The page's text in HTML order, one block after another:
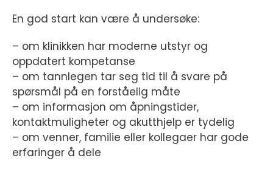
En god start kan være å undersøke:
– om klinikken har moderne utstyr og
oppdatert kompetanse
– om tannlegen tar seg tid til å svare på
spørsmål på en forståelig måte
– om informasjon om åpningstider,
kontaktmuligheter og akutthjelp er tydelig
– om venner, familie eller kollegaer har gode
erfaringer å dele